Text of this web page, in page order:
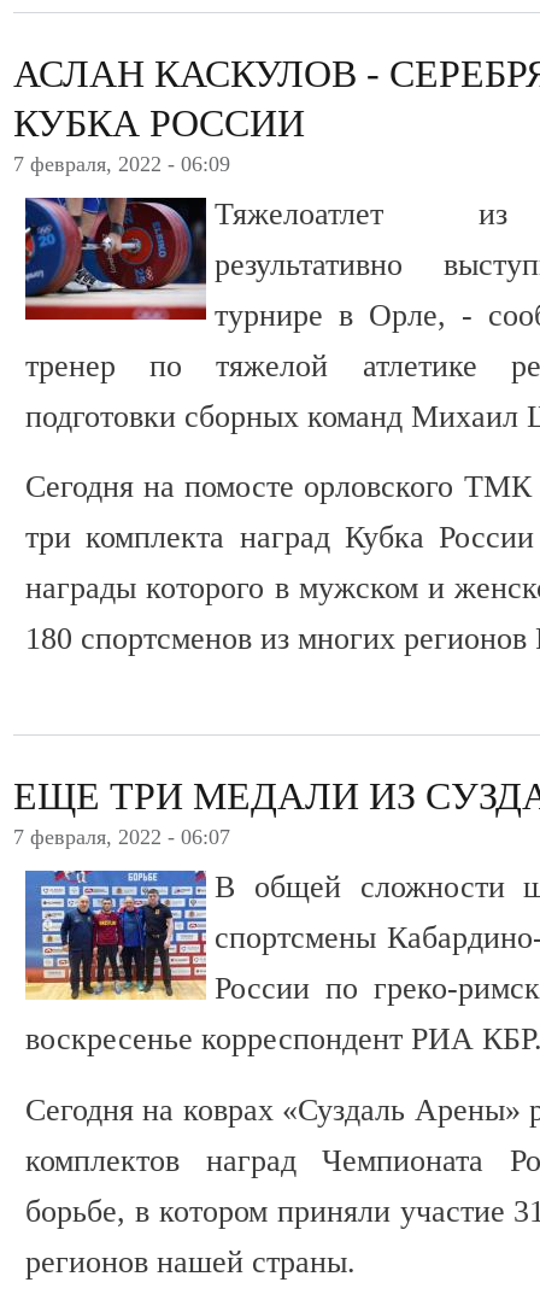
АСЛАН КАСКУЛОВ -
КУБКА РОССИИ
7 февраля, 2022 - 06:09
Тяжелоатлет из
результативно
турнире в Орле, -
тренер по тяжелой атлетике
подготовки сборных команд Михаил
Сегодня на помосте орловского
три комплекта наград Кубка
награды которого в мужском и
180 спортсменов из многих регионов
ЕЩЕ ТРИ МЕДАЛИ ИЗ
7 февраля, 2022 - 06:07
В общей сложности
спортсмены
России по греко-
воскресенье корреспондент РИА
Сегодня на коврах «Суздаль Арены»
комплектов наград Чемпионата
борьбе, в котором приняли участие
регионов нашей страны.